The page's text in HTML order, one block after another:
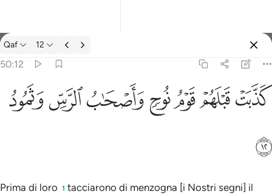
Tafsir: Qaf 50:12
Qaf 12
50:12
كذبت قبلهم قوم نوح واصحاب الرس وثمود ١٢
كَذَّبَتْ قَبْلَهُمْ قَوْمُ نُوحٍۢ وَأَصْحَـٰبُ ٱلرَّسِّ وَثَمُودُ ١٢
ﲫﲬﲭﲮﲯﲰﲱ
ﲲ
Prima di loro 1 tacciarono di menzogna [i Nostri segni] il